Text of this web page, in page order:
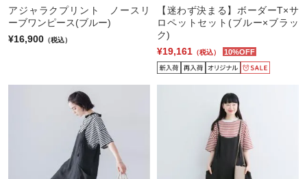
アジャラクプリント ノースリ
ーブワンピース(ブルー)
¥16,900 （税込）
【迷わず決まる】ボーダーT×サ
ロペットセット(ブルー×ブラッ
ク)
¥19,161 （税込） 10%OFF